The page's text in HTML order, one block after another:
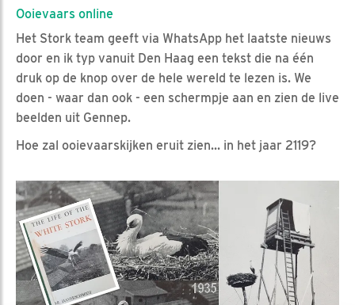
Ooievaars online
Het Stork team geeft via WhatsApp het laatste nieuws
door en ik typ vanuit Den Haag een tekst die na één
druk op de knop over de hele wereld te lezen is. We
doen - waar dan ook - een schermpje aan en zien de live
beelden uit Gennep.
Hoe zal ooievaarskijken eruit zien... in het jaar 2119?